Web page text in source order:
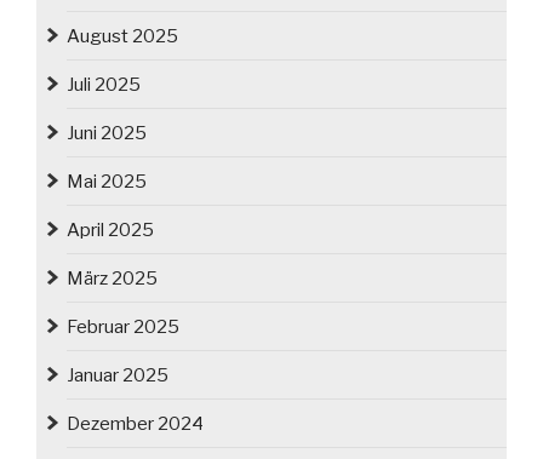
August 2025
Juli 2025
Juni 2025
Mai 2025
April 2025
März 2025
Februar 2025
Januar 2025
Dezember 2024